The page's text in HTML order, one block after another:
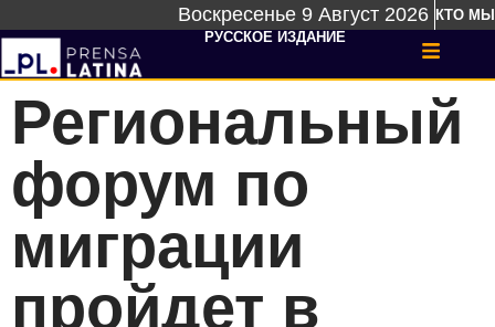
Воскресенье 9 Август 2026 КТО МЫ
РУССКОЕ ИЗДАНИЕ
Региональный
форум по
миграции
пройдет в